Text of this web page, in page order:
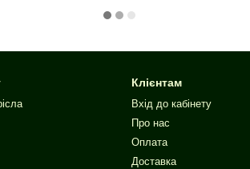
Клієнтам
Вхід до кабінету
Про нас
Оплата
Доставка